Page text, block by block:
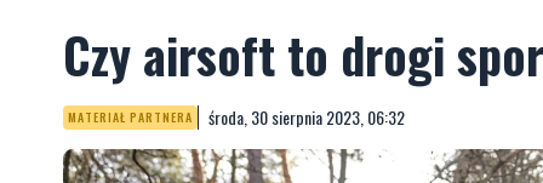
Czy airsoft to drogi
MATERIAŁ PARTNERA środa, 30 sierpnia 2023, 06:32